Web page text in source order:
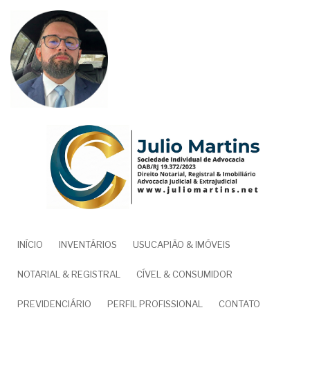
para
conteúdo
principal
NAVEGAÇÃO
PRINCIPAL
INÍCIO INVENTÁRIOS USUCAPIÃO & IMÓVEIS
NOTARIAL & REGISTRAL CÍVEL & CONSUMIDOR
PREVIDENCIÁRIO PERFIL PROFISSIONAL CONTATO